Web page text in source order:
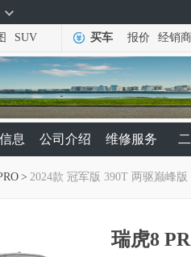
SUV 买车 报价 经销商
息 公司介绍 维修服务
> 2024款 冠军版 390T 两驱巅峰版
瑞虎8